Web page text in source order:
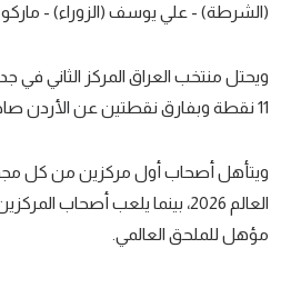
(الشرطة) - علي يوسف (الزوراء) -
ويحتل منتخب العراق المركز الثاني في
11 نقطة وبفارق نقطتين عن الأردن صاحب المركز الثالث.
ويتأهل أصحاب أول مركزين من كل
العالم 2026، بينما يلعب أصحاب
مؤهل للملحق العالمي.